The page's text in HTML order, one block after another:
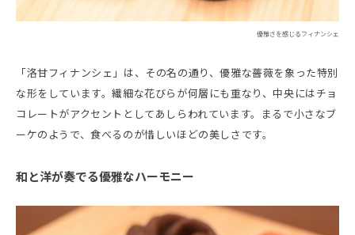
優雅さを感じるフィナンシェ
「洛甘フィナンシェ」は、その名の通り、優雅な薔薇を象った特別
な形をしています。繊細な花びらが何層にも重なり、中央にはチョ
コレートがアクセントとしてあしらわれています。まるで小さなブ
ーケのようで、食べるのが惜しいほどの美しさです。
和と洋が奏でる優雅なハーモニー